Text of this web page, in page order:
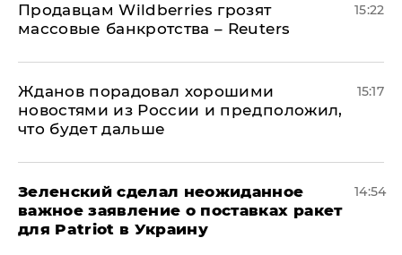
Продавцам Wildberries грозят
массовые банкротства – Reuters
15:22
Жданов порадовал хорошими
новостями из России и предположил,
что будет дальше
15:17
Зеленский сделал неожиданное
важное заявление о поставках ракет
для Patriot в Украину
14:54